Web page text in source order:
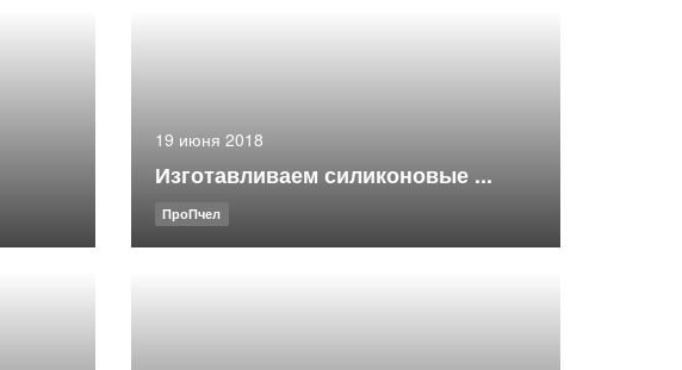
19 июня 2018
Изготавливаем силиконовые ...
ПроПчел